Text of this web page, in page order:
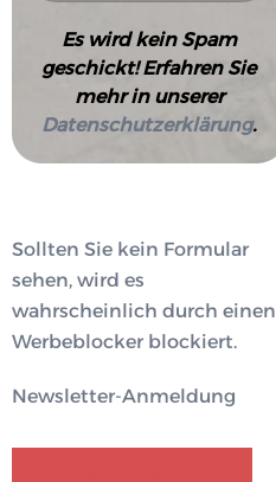
Es wird kein Spam
geschickt! Erfahren Sie
mehr in unserer
Datenschutzerklärung.
Sollten Sie kein Formular
sehen, wird es
wahrscheinlich durch einen
Werbeblocker blockiert.
Newsletter-Anmeldung